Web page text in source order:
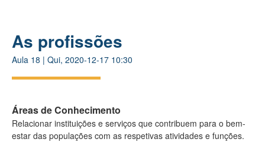
As profissões
Aula 18 | Qui, 2020-12-17 10:30
Áreas de Conhecimento
Relacionar instituições e serviços que contribuem para o bem-
estar das populações com as respetivas atividades e funções.